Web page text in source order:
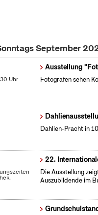
September
Uhr
Ausstellung
Fotografen sehen
Dahlien-Pracht in
22.
Die Ausstellung
Auszubildende im